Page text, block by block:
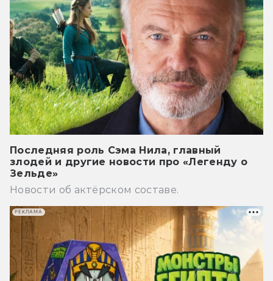
Последняя роль Сэма Нила, главный
злодей и другие новости про «Легенду о
Зельде»
Новости об актёрском составе.
РЕКЛАМА